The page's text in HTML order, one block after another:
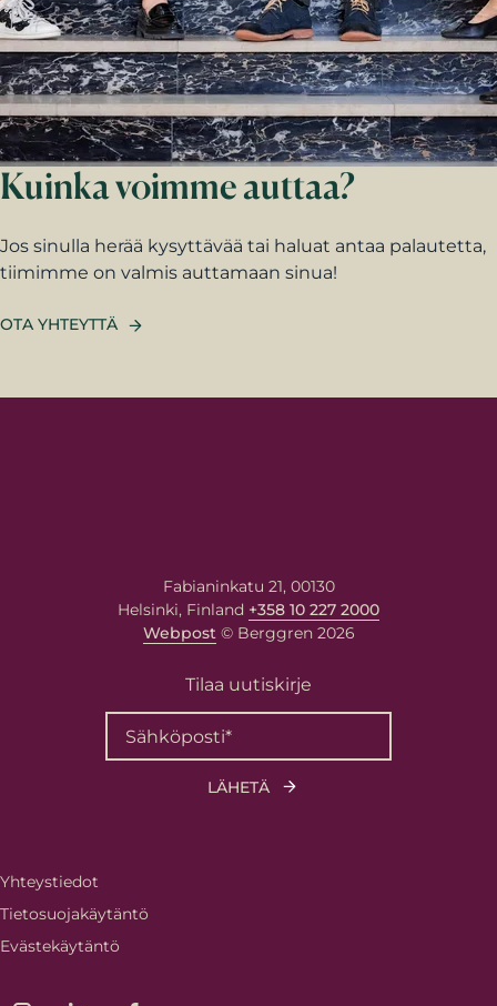
Kuinka voimme auttaa?
Jos sinulla herää kysyttävää tai haluat antaa palautetta,
tiimimme on valmis auttamaan sinua!
OTA YHTEYTTÄ
Fabianinkatu 21, 00130
Helsinki, Finland +358 10 227 2000
Webpost© Berggren 2026
Tilaa uutiskirje
Yhteystiedot
Tietosuojakäytäntö
Evästekäytäntö